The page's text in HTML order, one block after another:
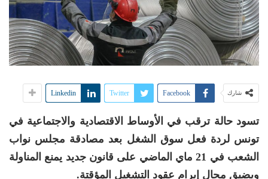
شارك Facebook
Twitter
Linkedin
تسود حالة ترقب في الأوساط الاقتصادية والاجتماعية في
تونس لردة فعل سوق الشغل بعد مصادقة مجلس نواب
الشعب في 21 ماي الماضي على قانون جديد يمنع المناولة
ويضيق مجال إبرام عقود التشغيل المؤقتة.